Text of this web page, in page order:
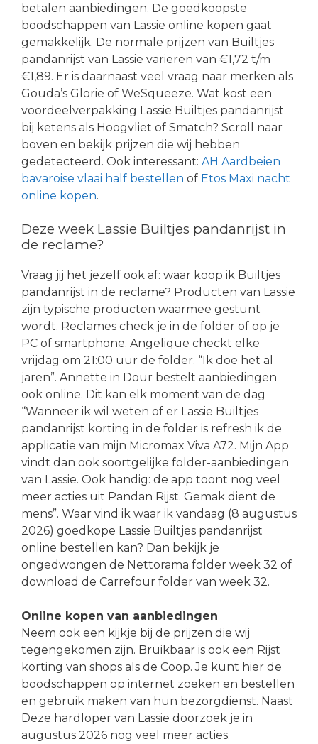
betalen aanbiedingen. De goedkoopste
boodschappen van Lassie online kopen gaat
gemakkelijk. De normale prijzen van Builtjes
pandanrijst van Lassie variëren van €1,72 t/m
€1,89. Er is daarnaast veel vraag naar merken als
Gouda’s Glorie of WeSqueeze. Wat kost een
voordeelverpakking Lassie Builtjes pandanrijst
bij ketens als Hoogvliet of Smatch? Scroll naar
boven en bekijk prijzen die wij hebben
gedetecteerd. Ook interessant: AH Aardbeien
bavaroise vlaai half bestellen of Etos Maxi nacht
online kopen.
Deze week Lassie Builtjes pandanrijst in
de reclame?
Vraag jij het jezelf ook af: waar koop ik Builtjes
pandanrijst in de reclame? Producten van Lassie
zijn typische producten waarmee gestunt
wordt. Reclames check je in de folder of op je
PC of smartphone. Angelique checkt elke
vrijdag om 21:00 uur de folder. “Ik doe het al
jaren”. Annette in Dour bestelt aanbiedingen
ook online. Dit kan elk moment van de dag
“Wanneer ik wil weten of er Lassie Builtjes
pandanrijst korting in de folder is refresh ik de
applicatie van mijn Micromax Viva A72. Mijn App
vindt dan ook soortgelijke folder-aanbiedingen
van Lassie. Ook handig: de app toont nog veel
meer acties uit Pandan Rijst. Gemak dient de
mens”. Waar vind ik waar ik vandaag (8 augustus
2026) goedkope Lassie Builtjes pandanrijst
online bestellen kan? Dan bekijk je
ongedwongen de Nettorama folder week 32 of
download de Carrefour folder van week 32.
Online kopen van aanbiedingen
Neem ook een kijkje bij de prijzen die wij
tegengekomen zijn. Bruikbaar is ook een Rijst
korting van shops als de Coop. Je kunt hier de
boodschappen op internet zoeken en bestellen
en gebruik maken van hun bezorgdienst. Naast
Deze hardloper van Lassie doorzoek je in
augustus 2026 nog veel meer acties.